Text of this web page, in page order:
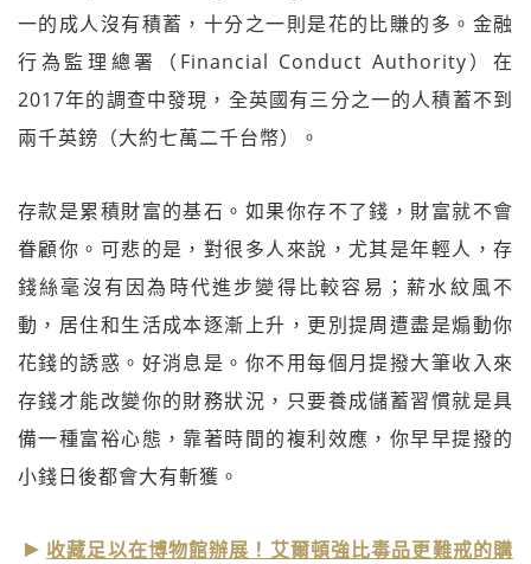
一的成人沒有積蓄，十分之一則是花的比賺的多。金融
行為監理總署（Financial Conduct Authority）在
2017年的調查中發現，全英國有三分之一的人積蓄不到
兩千英鎊（大約七萬二千台幣）。
存款是累積財富的基石。如果你存不了錢，財富就不會
眷顧你。可悲的是，對很多人來說，尤其是年輕人，存
錢絲毫沒有因為時代進步變得比較容易；薪水紋風不
動，居住和生活成本逐漸上升，更別提周遭盡是煽動你
花錢的誘惑。好消息是。你不用每個月提撥大筆收入來
存錢才能改變你的財務狀況，只要養成儲蓄習慣就是具
備一種富裕心態，靠著時間的複利效應，你早早提撥的
小錢日後都會大有斬獲。
收藏足以在博物館辦展！艾爾頓強比毒品更難戒的購